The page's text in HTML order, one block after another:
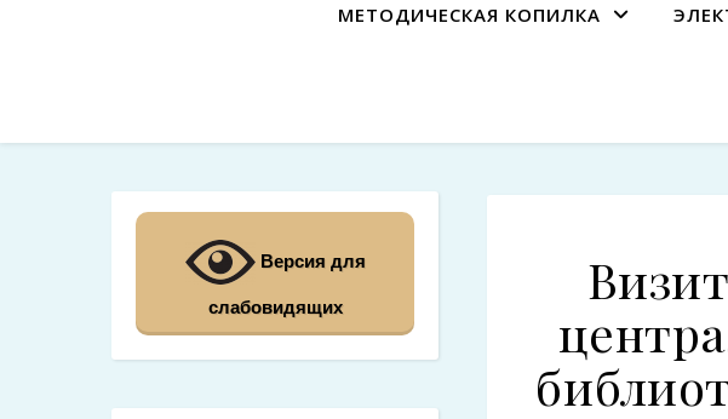
МЕТОДИЧЕСКАЯ КОПИЛКА
Версия для
слабовидящих